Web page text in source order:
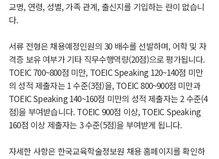
교명, 연령, 성별, 가족 관계, 출신지를 기입하는 란이 없습니
다.
서류 전형은 채용예정인원의 30 배수를 선발하며, 어학 및 자
격증 보유 여부가 기타 직무수행역량(20점)으로 평가됩니다.
TOEIC 700~800점 미만, TOEIC Speaking 120~140점 미만
의 성적 제출자는 1 수준(3점)을, TOEIC 800~900점 미만과
TOEIC Speaking 140~160점 미만의 성적 제출자는 2 수준(4
점)을 부여받습니다. TOEIC 900점 이상, TOEIC Speaking
160점 이상 제출자는 3 수준(5점)을 부여받게 됩니다.
자세한 사항은 한국교육학술정보원 채용 홈페이지를 확인하